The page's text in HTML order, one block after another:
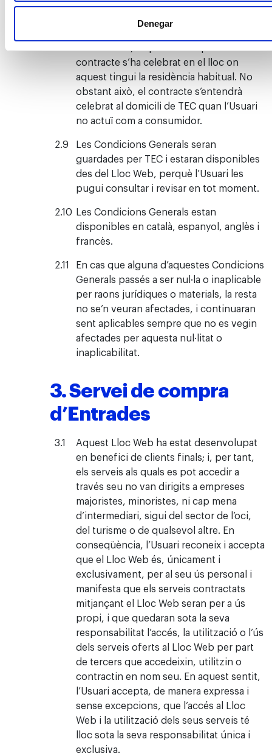
Denegar
estar atents a possibles canvis en l’horari.
En cas que l’Usuari actuï com a
contracte s’ha celebrat en el lloc on
aquest tingui la residència habitual. No
obstant això, el contracte s’entendrà
celebrat al domicili de TEC quan l’Usuari
no actuï com a consumidor.
Les Condicions Generals seran
guardades per TEC i estaran disponibles
des del Lloc Web, perquè l’Usuari les
pugui consultar i revisar en tot moment.
Les Condicions Generals estan
disponibles en català, espanyol, anglès i
francès.
En cas que alguna d’aquestes Condicions
Generals passés a ser nul·la o inaplicable
per raons jurídiques o materials, la resta
no se’n veuran afectades, i continuaran
sent aplicables sempre que no es vegin
afectades per aquesta nul·litat o
inaplicabilitat.
3. Servei de compra
d’Entrades
Aquest Lloc Web ha estat desenvolupat
en benefici de clients finals; i, per tant,
els serveis als quals es pot accedir a
través seu no van dirigits a empreses
majoristes, minoristes, ni cap mena
d’intermediari, sigui del sector de l’oci,
del turisme o de qualsevol altre. En
conseqüència, l’Usuari reconeix i accepta
que el Lloc Web és, únicament i
exclusivament, per al seu ús personal i
manifesta que els serveis contractats
mitjançant el Lloc Web seran per a ús
propi, i que quedaran sota la seva
responsabilitat l’accés, la utilització o l’ús
dels serveis oferts al Lloc Web per part
de tercers que accedeixin, utilitzin o
contractin en nom seu. En aquest sentit,
l’Usuari accepta, de manera expressa i
sense excepcions, que l’accés al Lloc
Web i la utilització dels seus serveis té
lloc sota la seva responsabilitat única i
exclusiva.